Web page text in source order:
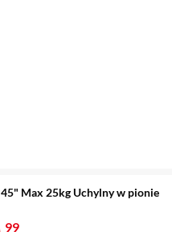
Max 25kg Uchylny w pionie
99